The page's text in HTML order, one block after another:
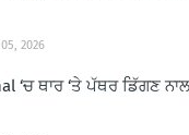
2026
‘ਚ ਥਾਰ ‘ਤੇ ਪੱਥਰ ਡਿੱਗਣ